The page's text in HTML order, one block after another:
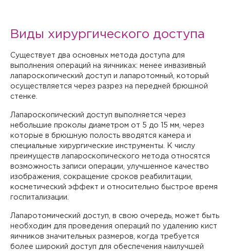
Виды хирургического доступа
Существует два основных метода доступа для
выполнения операций на яичниках: менее инвазивный
лапароскопический доступ и лапаротомный, который
осуществляется через разрез на передней брюшной
стенке.
Лапароскопический доступ выполняется через
небольшие проколы диаметром от 5 до 15 мм, через
которые в брюшную полость вводятся камера и
специальные хирургические инструменты. К числу
преимуществ лапароскопического метода относятся
возможность записи операции, улучшенное качество
изображения, сокращение сроков реабилитации,
косметический эффект и относительно быстрое время
госпитализации.
Лапаротомический доступ, в свою очередь, может быть
необходим для проведения операций по удалению кист
яичников значительных размеров, когда требуется
более широкий доступ для обеспечения наилучшей